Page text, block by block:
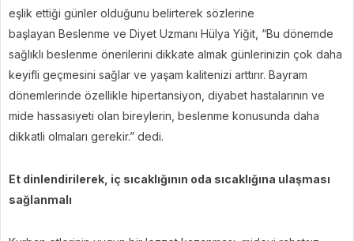
eşlik ettiği günler olduğunu belirterek sözlerine
başlayan Beslenme ve Diyet Uzmanı Hülya Yiğit, “Bu dönemde
sağlıklı beslenme önerilerini dikkate almak günlerinizin çok daha
keyifli geçmesini sağlar ve yaşam kalitenizi arttırır. Bayram
dönemlerinde özellikle hipertansiyon, diyabet hastalarının ve
mide hassasiyeti olan bireylerin, beslenme konusunda daha
dikkatli olmaları gerekir.” dedi.
Et dinlendirilerek, iç sıcaklığının oda sıcaklığına ulaşması
sağlanmalı